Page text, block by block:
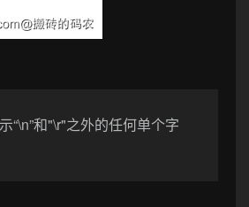
“\n”和"\r"之外的任何单个字